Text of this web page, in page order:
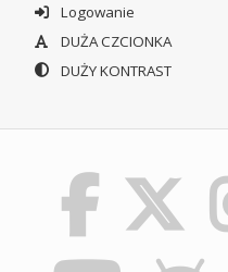
Logowanie
DUŻA CZCIONKA
DUŻY KONTRAST